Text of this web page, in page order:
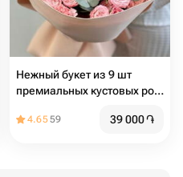
Нежный букет из 9 шт
премиальных кустовых роз
эвкалиптом "Нежность"
4.6559 39 000֏